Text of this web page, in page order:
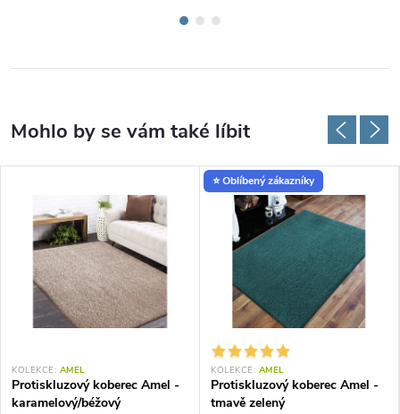
KOLEKCE: AMEL
Protiskluzový koberec Amel -
karamelový/béžový
⭐ Oblíbený zákazníky
KOLEKCE: AMEL
Protiskluzový koberec Amel -
tmavě zelený